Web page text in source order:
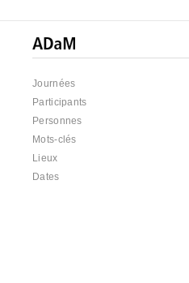
Journées
Participants
Personnes
Mots-clés
Lieux
Dates